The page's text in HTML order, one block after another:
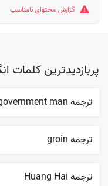
گزارش محتوای نامناسب
پربازدیدترین کلمات
ترجمه government man
ترجمه groin
ترجمه Huang Hai